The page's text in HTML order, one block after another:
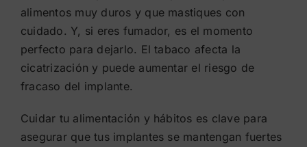
alimentos muy duros y que mastiques con
cuidado. Y, si eres fumador, es el momento
perfecto para dejarlo. El tabaco afecta la
cicatrización y puede aumentar el riesgo de
fracaso del implante.
Cuidar tu alimentación y hábitos es clave para
asegurar que tus implantes se mantengan fuertes